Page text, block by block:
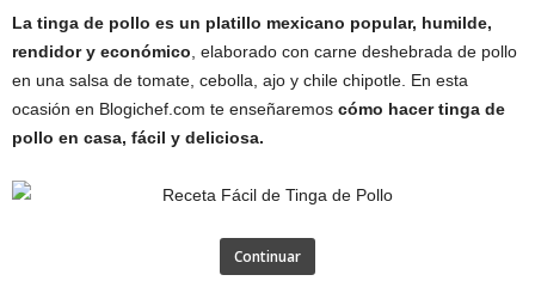
La tinga de pollo es un platillo mexicano popular, humilde,
rendidor y económico , elaborado con carne deshebrada de pollo
en una salsa de tomate, cebolla, ajo y chile chipotle. En esta
ocasión en Blogichef.com te enseñaremos cómo hacer tinga de
pollo en casa, fácil y deliciosa.
Continuar